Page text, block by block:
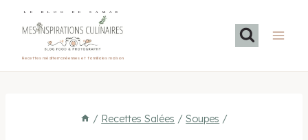
LE BLOG DE SAMAR
Recettes méditerranéennes et familiales maison
/ Recettes Salées / Soupes /